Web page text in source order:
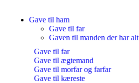
Gave til ham
Gave til far
Gaven til manden der har alt
Gave til far
Gave til ægtemand
Gave til morfar og farfar
Gave til kæreste